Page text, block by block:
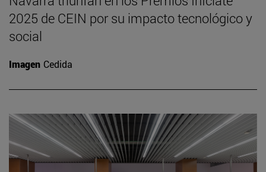
2025 de CEIN por su impacto tecnológico y
social
Imagen Cedida